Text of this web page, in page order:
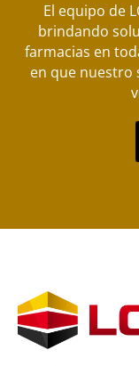
El equipo de
brindando
farmacias en
en que nuestro